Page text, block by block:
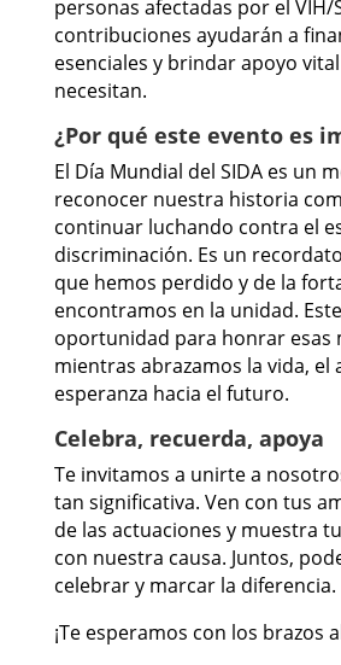
personas afectadas por el VIH/
contribuciones ayudarán a
esenciales y brindar apoyo
necesitan.
¿Por qué este evento es
El Día Mundial del SIDA es un
reconocer nuestra historia
continuar luchando contra el
discriminación. Es un
que hemos perdido y de la
encontramos en la unidad.
oportunidad para honrar esas
mientras abrazamos la vida, el
esperanza hacia el futuro.
Celebra, recuerda, apoya
Te invitamos a unirte a
tan significativa. Ven con tus
de las actuaciones y muestra
con nuestra causa. Juntos,
celebrar y marcar la diferencia.
¡Te esperamos con los brazos